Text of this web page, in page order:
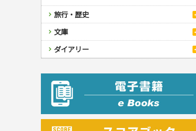
看護・薬学
ケアマネジャー
保育士
司法書士・社労士
行政書士・宅建
衛生管理・運行管理
建築・土木
電気・危険物
調理師
スキル・キャリアアップ
ビジネス・法律
簿記・経理・税金・保険
自己啓発
ビジネス読み物
旅行・歴史
国内・海外旅行
国外旅行
国内旅行
散歩・グルメ
地理・歴史
地理・地図
歴史
文庫
文庫
成美文庫
ダイアリー
プラチナダイアリー プレステージ